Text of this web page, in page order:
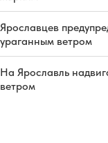
Ярославцев
ураганным ветром
На Ярославль
ветром